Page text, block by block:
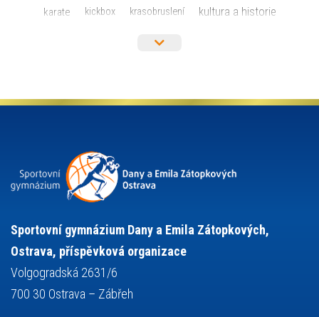
karate
kickbox krasobruslení
kultura a historie
olympiáda dětí a mládeže organizace plavání
snowboarding
sportovní gymnastika sportovní lezení
stolní tenis střelba
teorie sportovní přípravy
tělesná výchova
událost
volejbal
vybavení vysvědčení vzpírání
výuka všesportovní výcvikový kurz
základy společenských věd
Sportovní gymnázium Dany a Emila Zátopkových,
Ostrava, příspěvková organizace
Volgogradská 2631/6
700 30 Ostrava – Zábřeh